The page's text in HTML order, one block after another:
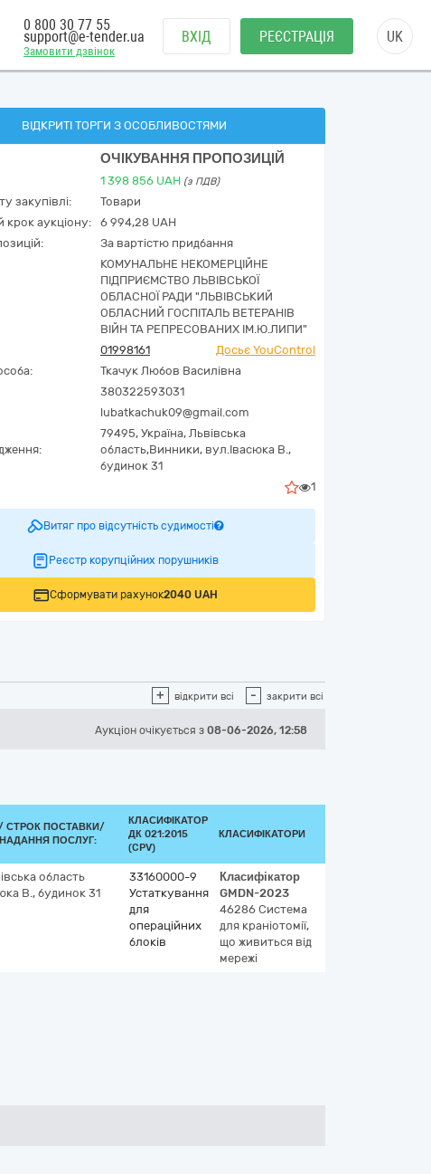
Замовити дзвінок
0 800 30 77 55
support@e-tender.ua ВХІД РЕЄСТРАЦІЯ UK
ВІДКРИТІ ТОРГИ З ОСОБЛИВОСТЯМИ
ОЧІКУВАННЯ ПРОПОЗИЦІЙ
1 398 856 UAH (з ПДВ)
закупівлі:
Товари
крок аукціону:
6 994,28 UAH
За вартістю придбання
КОМУНАЛЬНЕ НЕКОМЕРЦІЙНЕ
ПІДПРИЄМСТВО ЛЬВІВСЬКОЇ
ОБЛАСНОЇ РАДИ "ЛЬВІВСЬКИЙ
ОБЛАСНИЙ ГОСПІТАЛЬ ВЕТЕРАНІВ
ВІЙН ТА РЕПРЕСОВАНИХ ІМ.Ю.ЛИПИ"
01998161
Досьє YouControl
Ткачук Любов Василівна
380322593031
lubatkachuk09@gmail.com
79495, Україна, Львівська
область,Винники, вул.Івасюка В.,
будинок 31
1
Витяг про відсутність судимості
Реєстр корупційних порушників
Сформувати рахунок2040 UAH
+ відкрити всі - закрити всі
Аукціон очікується з 08-06-2026, 12:58
СТРОК ПОСТАВКИ/
ПОСЛУГ:
КЛАСИФІКАТОР
ДК 021:2015
(CPV)
КЛАСИФІКАТОРИ
область
В., будинок 31
33160000-9
Устаткування
для
операційних
блоків
Класифікатор
GMDN-2023
46286 Система
для краніотомії,
що живиться від
мережі